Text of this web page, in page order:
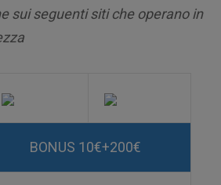
sui seguenti siti che operano in
BONUS 10€+200€